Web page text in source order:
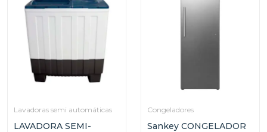
Lavadoras semi automáticas
LAVADORA SEMI-
Congeladores
Sankey CONGELADOR